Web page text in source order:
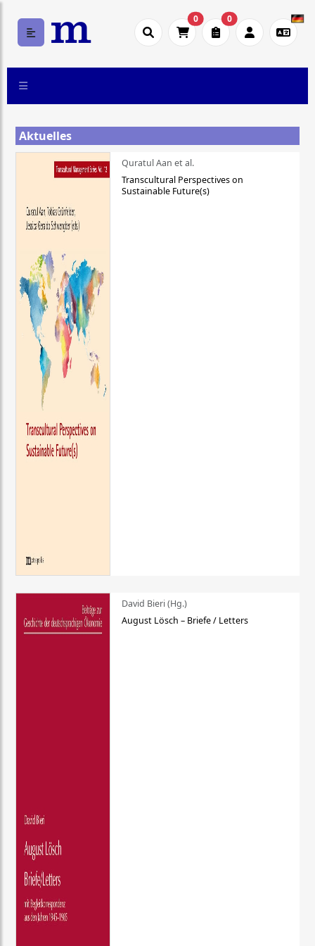
0 0
Aktuelles
Quratul Aan et al.
Transcultural Perspectives on
Sustainable Future(s)
David Bieri (Hg.)
August Lösch – Briefe / Letters